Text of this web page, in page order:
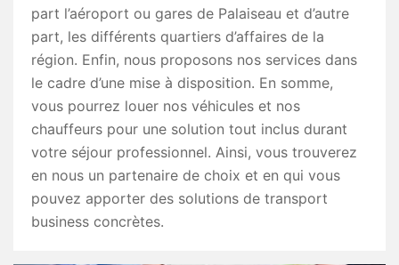
part l’aéroport ou gares de Palaiseau et d’autre
part, les différents quartiers d’affaires de la
région. Enfin, nous proposons nos services dans
le cadre d’une mise à disposition. En somme,
vous pourrez louer nos véhicules et nos
chauffeurs pour une solution tout inclus durant
votre séjour professionnel. Ainsi, vous trouverez
en nous un partenaire de choix et en qui vous
pouvez apporter des solutions de transport
business concrètes.